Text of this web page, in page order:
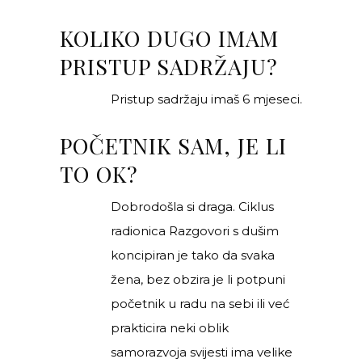
KOLIKO DUGO IMAM
PRISTUP SADRŽAJU?
Pristup sadržaju imaš 6 mjeseci.
POČETNIK SAM, JE LI
TO OK?
Dobrodošla si draga. Ciklus
radionica Razgovori s dušim
koncipiran je tako da svaka
žena, bez obzira je li potpuni
početnik u radu na sebi ili već
prakticira neki oblik
samorazvoja svijesti ima velike